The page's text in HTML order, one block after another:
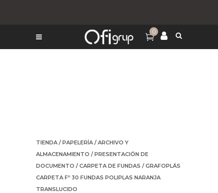
0
TIENDA /PAPELERÍA /ARCHIVO Y
ALMACENAMIENTO /PRESENTACIÓN DE
DOCUMENTO /CARPETA DE FUNDAS / GRAFOPLÁS
CARPETA Fº 30 FUNDAS POLIPLAS NARANJA
TRANSLUCIDO